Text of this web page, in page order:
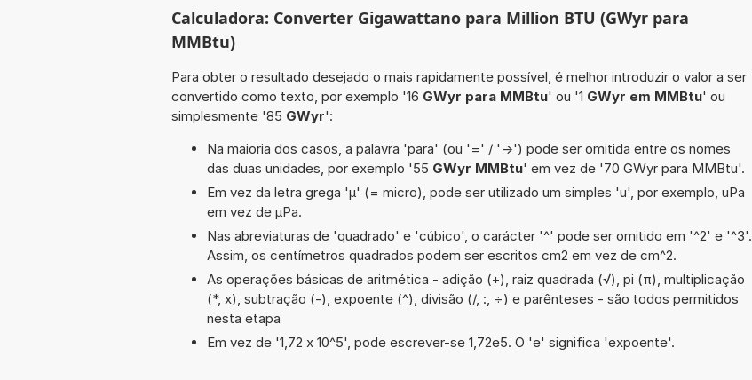
Calculadora: Converter Gigawattano para Million BTU (GWyr para
MMBtu)
Para obter o resultado desejado o mais rapidamente possível, é melhor introduzir o valor a ser
convertido como texto, por exemplo '16 GWyr para MMBtu' ou '1 GWyr em MMBtu' ou
simplesmente '85 GWyr':
Na maioria dos casos, a palavra 'para' (ou '=' / '->') pode ser omitida entre os nomes
das duas unidades, por exemplo '55 GWyr MMBtu' em vez de '70 GWyr para MMBtu'.
Em vez da letra grega 'µ' (= micro), pode ser utilizado um simples 'u', por exemplo, uPa
em vez de µPa.
Nas abreviaturas de 'quadrado' e 'cúbico', o carácter '^' pode ser omitido em '^2' e '^3'.
Assim, os centímetros quadrados podem ser escritos cm2 em vez de cm^2.
As operações básicas de aritmética - adição (+), raiz quadrada (√), pi (π), multiplicação
(*, x), subtração (-), expoente (^), divisão (/, :, ÷) e parênteses - são todos permitidos
nesta etapa
Em vez de '1,72 x 10^5', pode escrever-se 1,72e5. O 'e' significa 'expoente'.